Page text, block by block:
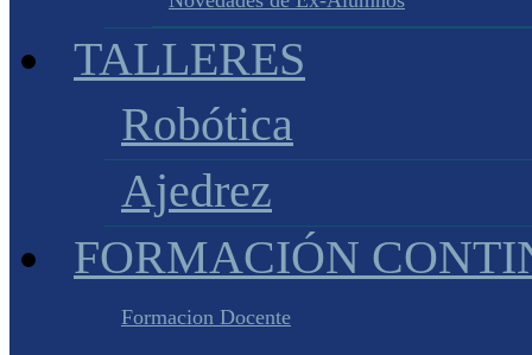
TALLERES
Robótica
Ajedrez
FORMACIÓN
Formacion Docente